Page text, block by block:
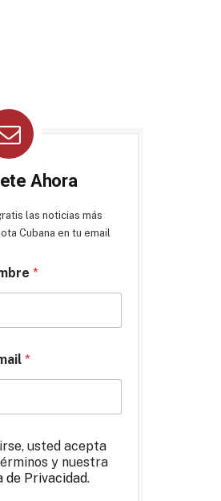
Ahora
las noticias más
Cubana en tu email
*
*
usted acepta
y nuestra
de Privacidad.